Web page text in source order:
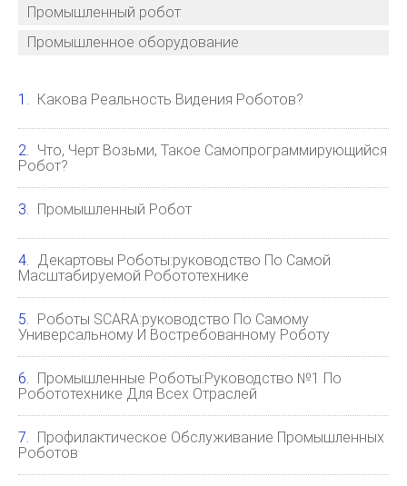
Промышленный робот
Промышленное оборудование
Какова Реальность Видения Роботов?
Что, Черт Возьми, Такое Самопрограммирующийся
Робот?
Промышленный Робот
Декартовы Роботы:руководство По Самой
Масштабируемой Робототехнике
Роботы SCARA:руководство По Самому
Универсальному И Востребованному Роботу
Промышленные Роботы:Руководство №1 По
Робототехнике Для Всех Отраслей
Профилактическое Обслуживание Промышленных
Роботов